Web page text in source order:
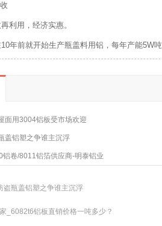
利用，经济实惠。
年前就开始生产瓶盖料用铝，每年产能5W
面用3004铝板受市场欢迎
盖铝塑之争谁主沉浮
铝卷/8011铝箔供应商-明泰铝业
盗瓶盖铝塑之争谁主沉浮
_6082t6铝板直销价格一吨多少？